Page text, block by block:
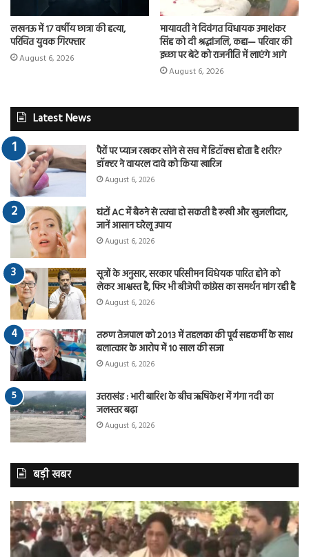
लखनऊ में 17 वर्षीय छात्रा की हत्या,
परिचित युवक गिरफ्तार
August 6, 2026
मायावती ने दिवंगत विधायक उमाशंकर
सिंह को दी श्रद्धांजलि, कहा— परिवार की
इच्छा पर बेटे को राजनीति में लाएंगे आगे
August 6, 2026
Latest News
पैरों पर प्याज रखकर सोने से सच में डिटॉक्स होता है शरीर?
डॉक्टर ने वायरल दावे को किया खारिज
August 6, 2026
घंटों AC में बैठने से त्वचा हो सकती है रूखी और खुजलीदार,
जानें आसान घरेलू उपाय
August 6, 2026
सूत्रों के अनुसार, सरकार परिसीमन विधेयक पारित होने को
लेकर आश्वस्त है, फिर भी बीजेपी कांग्रेस का समर्थन मांग रही है
August 6, 2026
तरुण तेजपाल को 2013 में तहलका की पूर्व सहकर्मी के साथ
बलात्कार के आरोप में 10 साल की सजा
August 6, 2026
उत्तराखंड : भारी बारिश के बीच ऋषिकेश में गंगा नदी का
जलस्तर बढ़ा
August 6, 2026
बड़ी खबर